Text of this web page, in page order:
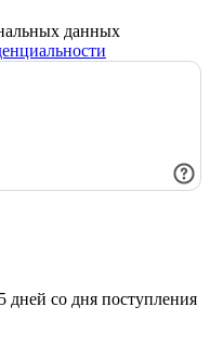
данных
дней со дня поступления